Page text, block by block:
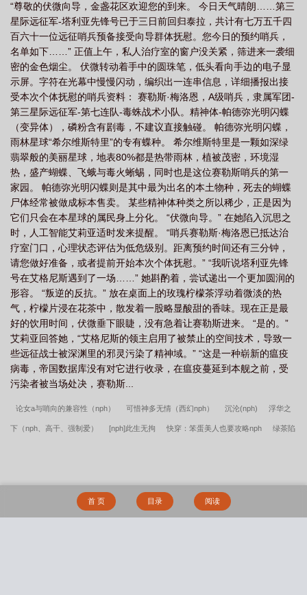
哨兵设定文男女 向导哨兵言情 向导哨兵设定推荐 S级向导的治疗记录单内
容 向导受哨兵 S级向导的治疗记录单(哨向nph) 作者涌银山txt S级向导的治
疗记录单(哨向nph)全文阅读 S级向导治疗记录单模板 S级向导的治疗记录单(哨
向nph)最新章 S级向导的治疗记录单(哨向nph) 向导哨兵文高质量 哨兵是什
么意思? 向导和哨兵是什么意思 向导哨兵推文 哨向向导素 向导哨兵设
定什么意思 S级向导的治疗记录单(哨向n)作者涌银山 S级向导的治疗记录单(哨
向n) 向导哨兵耽美文推荐 s级向导的治疗记录单哨向nph 向导和哨兵是什
么意思? 向导哨兵言情文 向导哨兵设定推文 向导和哨兵的耽美文
哨兵是什么意思 向导哨兵推荐 向导哨兵原耽
兵们的故事。女非男全处，妹宝万人迷。不虐女不雌竞，事业女人
最好命。可能存在：狗血强制爱/骨科/男女的黑病之爱/嚣张小孩被教
做人/替身代餐文学/男人之间的扯头花/大龄处男父子盖饭（儿子是用
外星科技造出来的）妹宝已经是非常优秀的向导了；哨兵全是男
配，会有向导男配，按心情写，星际远征军、禁区列兵、白塔哨
兵、天启圣堂、圣光机械教会……后续再加。我喜欢反馈所以
（……暗示更新时间基本都在零点之后，写得很慢不一定日更，保
底是隔日更背景设定：星际时代，人口呈现爆炸式增长，粗略估计
有千亿之数，银河系外诸多星系与星球被接连纳入人类之手。新世
纪1443年，哨兵分化比例逐年增高，向导维持不变，比例愈发悬
殊，为此诞生了“机械哨兵”，半人半机械的造物，存在机械精神体，
无需向导抚慰。向导贞洁观念薄弱，向导对哨兵进行高效的肉体抚
慰已经是很普遍的事了，哨向之间发生性关系几乎是必然的事。也
存在一些向导不愿使用这种办法，奉行精神净化/相对暴力的精神手
段祛除污染的情况。普遍来讲，向导地位最高，哨兵次之，帝国会
尽可能维护普通人的权益。但天龙人无处不在（。）向导分化后就
会被各个星球上设立的白塔严密保护，在白塔内部接受向导教育，
很少有机会能够离开白塔。哨兵在十五岁时进入军校进修，五年
制，毕业后需强制服役；而向导则在十八岁时被分派到白塔，享有
尊贵的地位，出于对向导心理健康的考虑，二十五岁后才能前往前
线舰队作为随行向导。哨兵是耗材，向导是世界的珍宝。哨兵＆向
导等级：最高S，最低D妹宝是S+哨兵腺体会分泌针对向导的诱导素
（春药效果），等级越高效果越强；向导可以用精神力进行反制和
反催情。存在人形精神体，等于主人的半身（本我），是人类心灵
中最原始、最基本、最原本的部分。这些特征是无法被人为掩饰
的，可能会和主人外在性格不一致。精神体包含神话传说类，例如
天使、精灵、恶魔、东西方巨龙、亡灵、塞壬等，这些普遍是A-S级
兵，离开泰拉家园前往各个星球探索或征战。禁区列兵：驻扎在各
使、精灵等）。圣光机械教会：机械哨兵的共同家园，虽然不需要
向导抚慰，但是需要定期注射模拟向导素，平复躁动的精神域。
“尊敬的伏微向导，金盏花区欢迎您的到来。 今日天气晴朗……第三
星际远征军-塔利亚先锋号已于三日前回归泰拉，共计有七万五千四
百六十一位远征哨兵预备接受向导群体抚慰。您今日的预约哨兵，
名单如下……” 正值上午，私人治疗室的窗户没关紧，筛进来一袭细
密的金色烟尘。 伏微转动着手中的圆珠笔，低头看向手边的电子显
示屏。字符在光幕中慢慢闪动，编织出一连串信息，详细播报出接
受本次个体抚慰的哨兵资料： 赛勒斯·梅洛恩，A级哨兵，隶属军团-
第三星际远征军-第七连队-毒蛛战术小队。精神体-帕德弥光明闪蝶
（变异体），磷粉含有剧毒，不建议直接触碰。 帕德弥光明闪蝶，
雨林星球“希尔维斯特里”的专有蝶种。 希尔维斯特里是一颗如深绿
翡翠般的美丽星球，地表80%都是热带雨林，植被茂密，环境湿
热，盛产蝴蝶、飞蛾与毒火蜥蜴，同时也是这位赛勒斯哨兵的第一
家园。 帕德弥光明闪蝶则是其中最为出名的本土物种，死去的蝴蝶
尸体经常被做成标本售卖。 某些精神体种类之所以稀少，正是因为
它们只会在本星球的属民身上分化。 “伏微向导。” 在她陷入沉思之
时，人工智能艾莉亚适时发来提醒。 “哨兵赛勒斯·梅洛恩已抵达治
疗室门口，心理状态评估为低危级别。距离预约时间还有三分钟，
请您做好准备，或者提前开始本次个体抚慰。” “我听说塔利亚先锋
号在艾格尼斯遇到了一场……” 她斟酌着，尝试递出一个更加圆润的
形容。 “叛逆的反抗。” 放在桌面上的玫瑰柠檬茶浮动着微淡的热
气，柠檬片浸在花茶中，散发着一股略显酸甜的香味。现在正是最
好的饮用时间，伏微垂下眼睫，没有急着让赛勒斯进来。 “是的。”
艾莉亚回答她，“艾格尼斯的领主启用了被禁止的空间技术，导致一
些远征战士被深渊里的邪灵污染了精神域。” “这是一种崭新的瘟疫
病毒，帝国数据库没有对它进行收录，在瘟疫蔓延到本舰之前，受
污染者被当场处决，赛勒斯...
论女a与哨向的兼容性（nph） 可惜神多无情（西幻nph） 沉沦(nph) 浮华之
下（nph、高干、强制爱） [nph]此生无拘 快穿：笨蛋美人也要攻略nph 绿茶陷
和恶女讲道德？（nph） 每天都被美男抓着操（nph） 今晚月色真美（nph）
首 页 目录 阅读